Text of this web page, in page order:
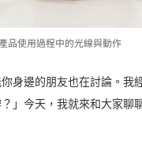
品使用過程中的光線與動作
身邊的朋友也在討論。我
」今天，我就來和大家聊